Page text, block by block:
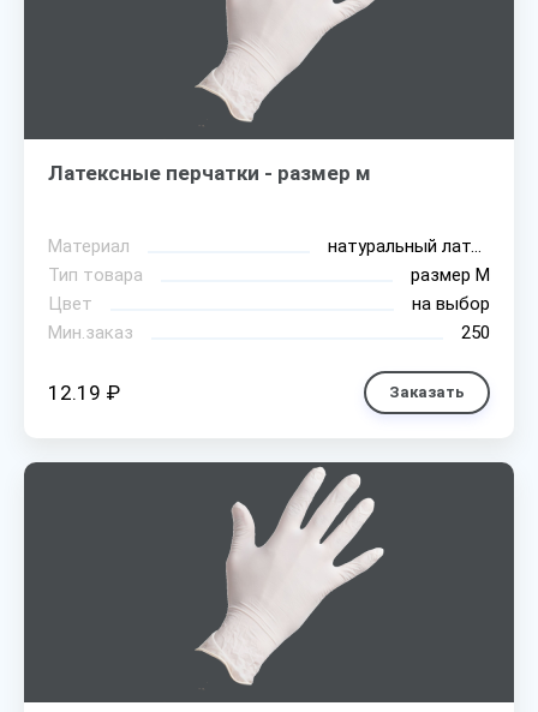
Латексные перчатки - размер м
Материал
натуральный латекс
Тип товара
размер М
Цвет
на выбор
Мин.заказ
250
12.19 ₽ Заказать